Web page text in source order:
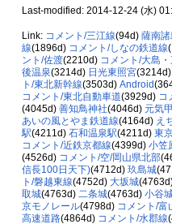
Last-modified: 2014-12-24 (水)
Link: コメント/三江線(94d) 薩南諸
線(1896d) コメント/しなの鉄道線
ント/佐渡(2210d) コメント/大島
後温泉(3214d) 日光東照宮(3214d)
ト/東北新幹線(3503d) Android
コメント/東北自動車道(3929d) コ
(4045d) 善知鳥神社(4046d) 元気
あいの風とやま鉄道線(4164d) え
駅(4211d) 石和温泉駅(4211d) 東
コメント/近鉄京都線(4399d) 小笠
(4526d) コメント/空/岡山県北部
信長100日天下)(4712d) 玖島城
ト/磐越東線(4752d) 大坂城
取城(4763d) 二条城(4763d) 小谷
京モノレール(4798d) コメント/富
高速道路(4864d) コメント/水郡線